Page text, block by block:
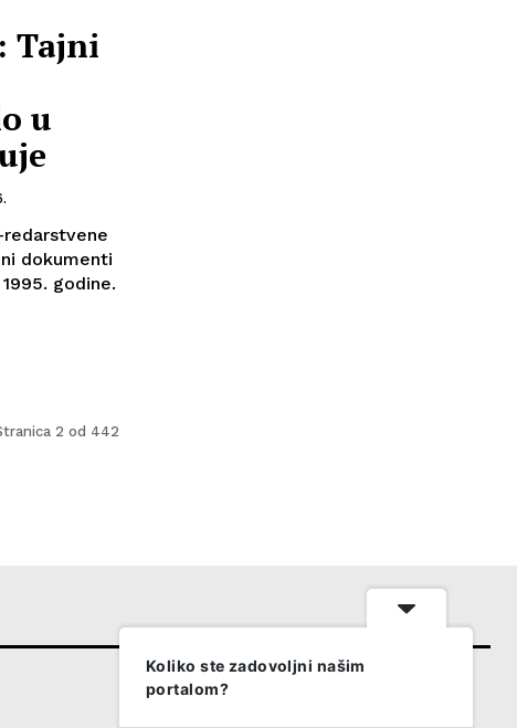
Tajni
u
dokumenti
godine.
2 od 442
PRETPLATI SE
Koliko ste zadovoljni našim
portalom?